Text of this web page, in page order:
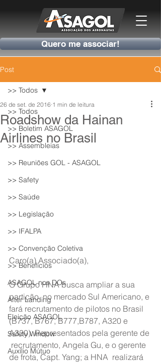
Quero me associar!
Post
>> Todos
>> Boletim ASAGOL
>> Assembleias
>> Reuniões GOL - ASAGOL
>> Safety
>> Saúde
>> Legislação
>> IFALPA
>> Convenção Coletiva
>> Benefícios
ASAGOL nos DOs
After Landing
Eleição ASAGOL
Safety Window
Auxílio Mútuo
>> Todos
Roadshow da Hainan
Airlines no Brasil
26 de set. de 2016 1 min de leitura
Caro(a) Associado(a),
O Grupo HNA busca ampliar a sua
partição  no mercado Sul Americano, e
fará recrutamento de pilotos no Brasil
(B737, B767, B777,B787, A320 e
A330). Representados pela gerente de
recrutamento, Angela Gu, e o gerente
de frota, Capt. Yang; a HNA  realizará